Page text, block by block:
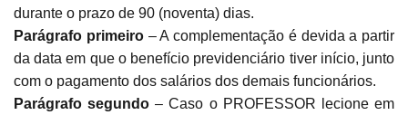
durante o prazo de 90 (noventa) dias.
Parágrafo primeiro – A complementação é devida a partir
da data em que o benefício previdenciário tiver início, junto
com o pagamento dos salários dos demais funcionários.
Parágrafo segundo– Caso o PROFESSOR lecione em